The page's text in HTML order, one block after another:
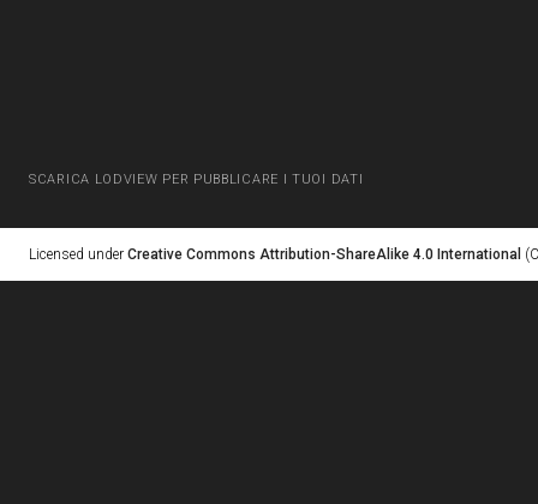
SCARICA LODVIEW PER PUBBLICARE I TUOI DATI
Licensed under Creative Commons Attribution-ShareAlike 4.0 International